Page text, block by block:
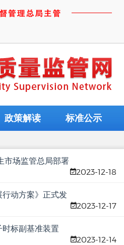
政策解读 标准公示
市场监管总局部署
2023-12-18
行动方案》正式发
2023-12-17
标副基准装置
2023-12-14